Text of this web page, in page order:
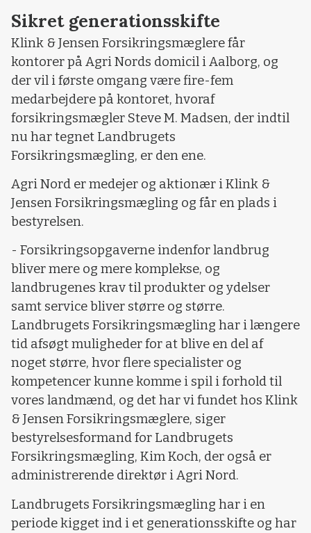
Sikret generationsskifte
Klink & Jensen Forsikringsmæglere får
kontorer på Agri Nords domicil i Aalborg, og
der vil i første omgang være fire-fem
medarbejdere på kontoret, hvoraf
forsikringsmægler Steve M. Madsen, der indtil
nu har tegnet Landbrugets
Forsikringsmægling, er den ene.
Agri Nord er medejer og aktionær i Klink &
Jensen Forsikringsmægling og får en plads i
bestyrelsen.
- Forsikringsopgaverne indenfor landbrug
bliver mere og mere komplekse, og
landbrugenes krav til produkter og ydelser
samt service bliver større og større.
Landbrugets Forsikringsmægling har i længere
tid afsøgt muligheder for at blive en del af
noget større, hvor flere specialister og
kompetencer kunne komme i spil i forhold til
vores landmænd, og det har vi fundet hos Klink
& Jensen Forsikringsmæglere, siger
bestyrelsesformand for Landbrugets
Forsikringsmægling, Kim Koch, der også er
administrerende direktør i Agri Nord.
Landbrugets Forsikringsmægling har i en
periode kigget ind i et generationsskifte og har